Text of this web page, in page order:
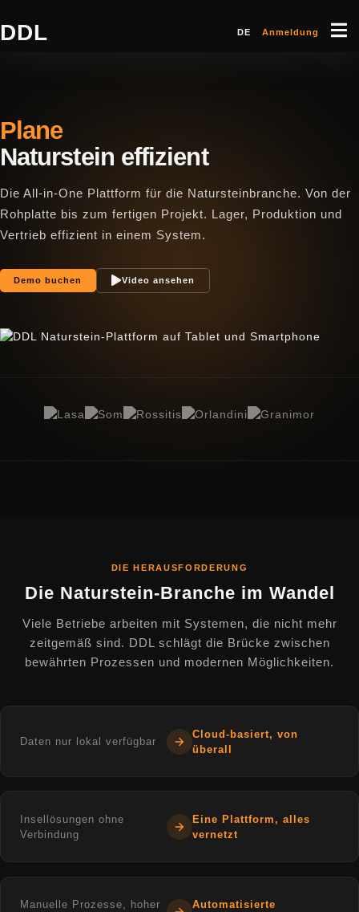
DDL DE Anmeldung
Naturstein effizient
Die All-in-One Plattform für die Natursteinbranche. Von der
Rohplatte bis zum fertigen Projekt. Lager, Produktion und
Vertrieb effizient in einem System.
Demo buchen Video ansehen
DIE HERAUSFORDERUNG
Die Naturstein-Branche im Wandel
Viele Betriebe arbeiten mit Systemen, die nicht mehr
zeitgemäß sind. DDL schlägt die Brücke zwischen
bewährten Prozessen und modernen Möglichkeiten.
Daten nur lokal verfügbar
Cloud-basiert, von
überall
Insellösungen ohne
Verbindung
Eine Plattform, alles
vernetzt
Manuelle Prozesse, hoher
Automatisierte